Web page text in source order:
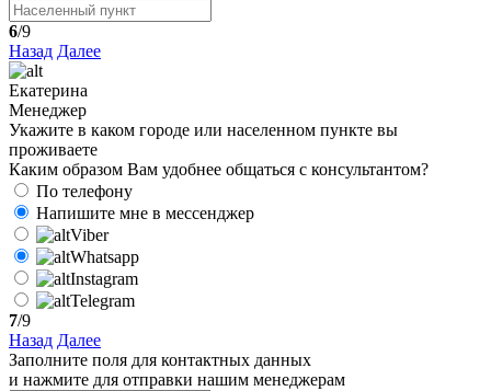
6/9
Назад Далее
Екатерина
Менеджер
Укажите в каком городе или населенном пункте вы
проживаете
Каким образом Вам удобнее общаться с консультантом?
По телефону
Напишите мне в мессенджер
Viber
Whatsapp
Instagram
Telegram
7/9
Назад Далее
Заполните поля для контактных данных
и нажмите для отправки нашим менеджерам